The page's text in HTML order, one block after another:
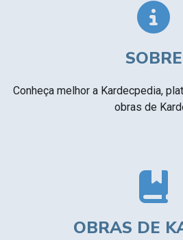
SOBRE
Conheça melhor a Kardecpedia,
obras de
OBRAS DE